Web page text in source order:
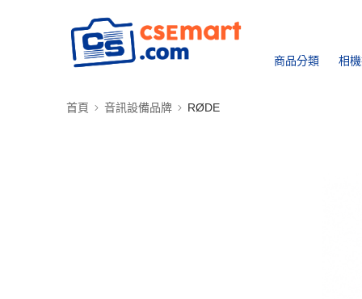
商品分類 相
首頁 音訊設備品牌 RØDE